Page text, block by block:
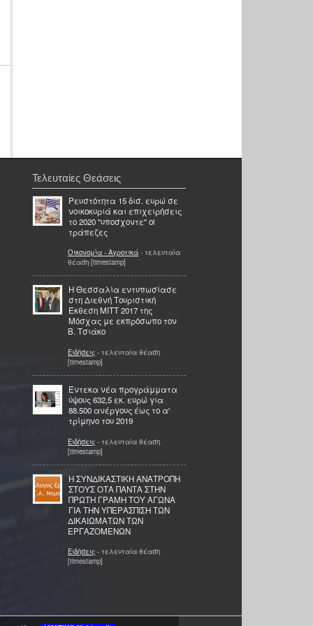
Τελευταίες Θεάσεις
Ρευστότητα 15 δισ. ευρώ σε
νοικοκυριά και επιχειρήσεις
το 2020 ''υποσχοντε'' oi
τράπεζες
Οικονομία - Αγροτικά - τελευταία
θέαση [timestamp]
Η Θεσσαλία εντυπωσίασε
στη Διεθνή Τουριστική
Έκθεση ΜΙΤΤ 2017 της
Μόσχας με εκπρόσωπο τον
Β. Τσιάκο
Ειδήσεις - τελευταία θέαση
[timestamp]
Έντεκα νέα προγράμματα
ύψους 632,5 εκ. ευρώ για
88.500 ανέργους έως το α'
τρίμηνο του 2019
Ειδήσεις - τελευταία θέαση
[timestamp]
Η ΣΥΝΔΙΚΑΣΤΙΚΗ ΑΝΑΤΡΟΠΗ
ΣΤΟΥΣ ΟΤΑ ΠΑΝΤΑ ΣΤΗΝ
ΠΡΩΤΗ ΓΡΑΜΗ ΤΟΥ ΑΓΩΝΑ
ΓΙΑ ΤΗΝ ΥΠΕΡΑΣΠΙΣΗ ΤΩΝ
ΔΙΚΑΙΩΜΑΤΩΝ ΤΩΝ
ΕΡΓΑΖΟΜΕΝΩΝ
Ειδήσεις - τελευταία θέαση
[timestamp]